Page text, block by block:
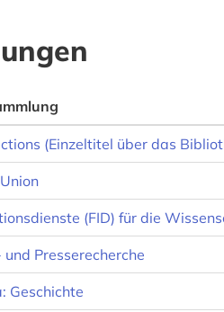
(Einzeltitel über das
(FID) für die
Presserecherche
Geschichte